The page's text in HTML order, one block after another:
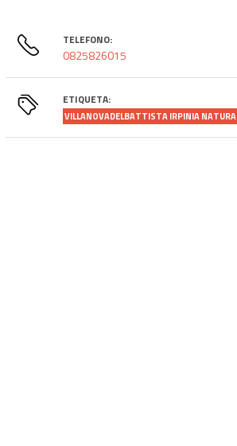
TELEFONO:
0825826015
ETIQUETA:
VILLANOVADELBATTISTA IRPINIA NATURA